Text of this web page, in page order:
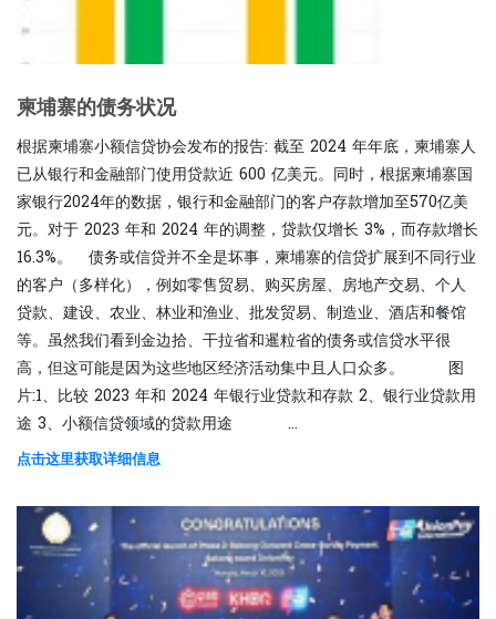
柬埔寨的债务状况
根据柬埔寨小额信贷协会发布的报告: 截至 2024 年年底，柬埔寨人
已从银行和金融部门使用贷款近 600 亿美元。同时，根据柬埔寨国
家银行2024年的数据，银行和金融部门的客户存款增加至570亿美
元。对于 2023 年和 2024 年的调整，贷款仅增长 3%，而存款增长
16.3%。 债务或信贷并不全是坏事，柬埔寨的信贷扩展到不同行业
的客户（多样化），例如零售贸易、购买房屋、房地产交易、个人
贷款、建设、农业、林业和渔业、批发贸易、制造业、酒店和餐馆
等。虽然我们看到金边拾、干拉省和暹粒省的债务或信贷水平很
高，但这可能是因为这些地区经济活动集中且人口众多。 图
片:1、比较 2023 年和 2024 年银行业贷款和存款 2、银行业贷款用
途 3、小额信贷领域的贷款用途 ...
点击这里获取详细信息